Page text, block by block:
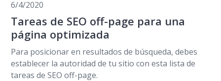
6/4/2020
Tareas de SEO off-page para una
página optimizada
Para posicionar en resultados de búsqueda, debes
establecer la autoridad de tu sitio con esta lista de
tareas de SEO off-page.